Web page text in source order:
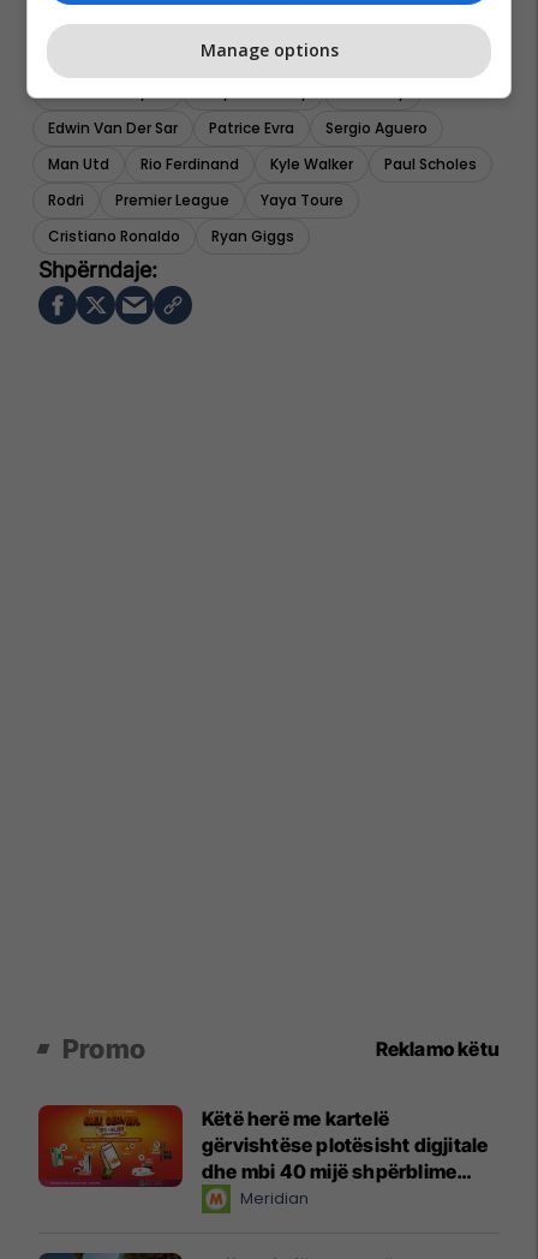
Edwin Van Der Sar
Patrice Evra
Sergio Aguero
Man Utd
Rio Ferdinand Kyle Walker
Paul Scholes
Rodri
Premier League
Yaya Toure
Cristiano Ronaldo
Ryan Giggs
Promo Reklamo këtu
Këtë herë me kartelë
gërvishtëse plotësisht digjitale
dhe mbi 40 mijë shpërblime
instant!Meridian
Manage options